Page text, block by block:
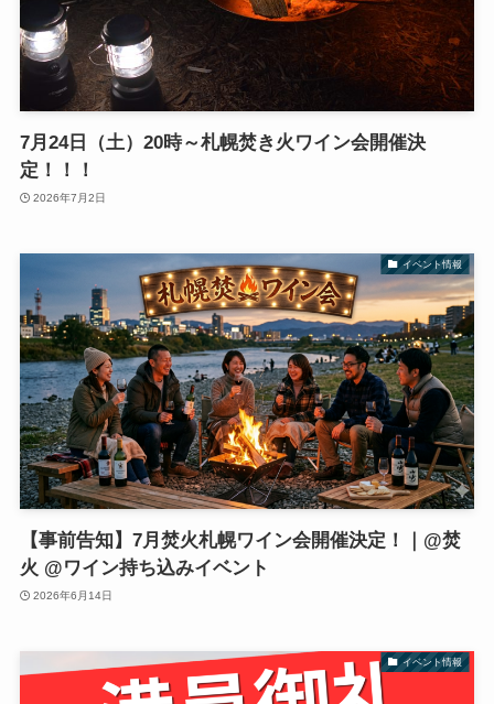
7月24日（土）20時～札幌焚き火ワイン会開催決
定！！！
2026年7月2日
イベント情報
【事前告知】7月焚火札幌ワイン会開催決定！｜@焚
火 @ワイン持ち込みイベント
2026年6月14日
イベント情報